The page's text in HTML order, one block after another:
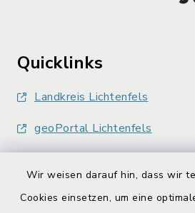
Wir weisen darauf hin, dass wir
Cookies einsetzen, um eine
Quicklinks
Landkreis Lichtenfels
geoPortal Lichtenfels